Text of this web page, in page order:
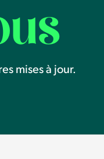
mises à jour.